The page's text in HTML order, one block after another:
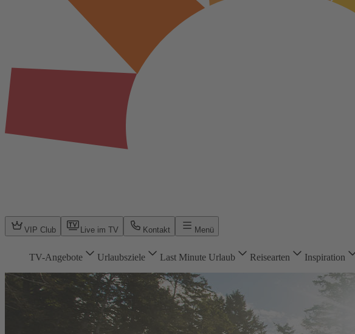
VIP Club Live im TV Kontakt Menü
TV-Angebote Urlaubsziele Last Minute Urlaub Reisearten Inspiration